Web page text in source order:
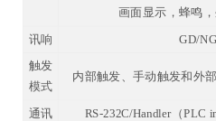
画面显示，蜂鸣
讯响 GD/
触发
模式
内部触发、手动触发和外
通讯
RS-232C/Handler（PLC